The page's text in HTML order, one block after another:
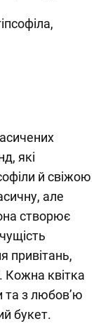
які
й свіжою
але
створює
привітань,
Кожна квітка
та з любов’ю
букет.